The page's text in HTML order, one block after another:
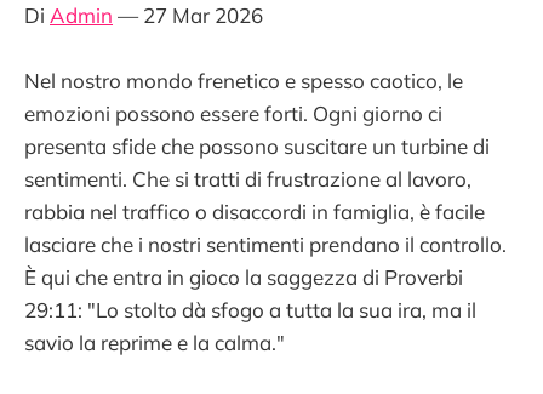
Di Admin — 27 Mar 2026
Nel nostro mondo frenetico e spesso caotico, le
emozioni possono essere forti. Ogni giorno ci
presenta sfide che possono suscitare un turbine di
sentimenti. Che si tratti di frustrazione al lavoro,
rabbia nel traffico o disaccordi in famiglia, è facile
lasciare che i nostri sentimenti prendano il controllo.
È qui che entra in gioco la saggezza di Proverbi
29:11: "Lo stolto dà sfogo a tutta la sua ira, ma il
savio la reprime e la calma."